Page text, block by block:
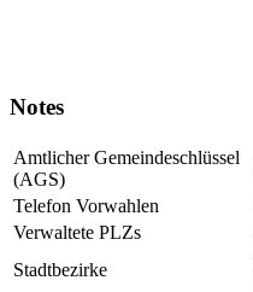
Notes
Amtlicher Gemeindeschlüssel
(AGS)
Telefon Vorwahlen
Verwaltete PLZs
Stadtbezirke